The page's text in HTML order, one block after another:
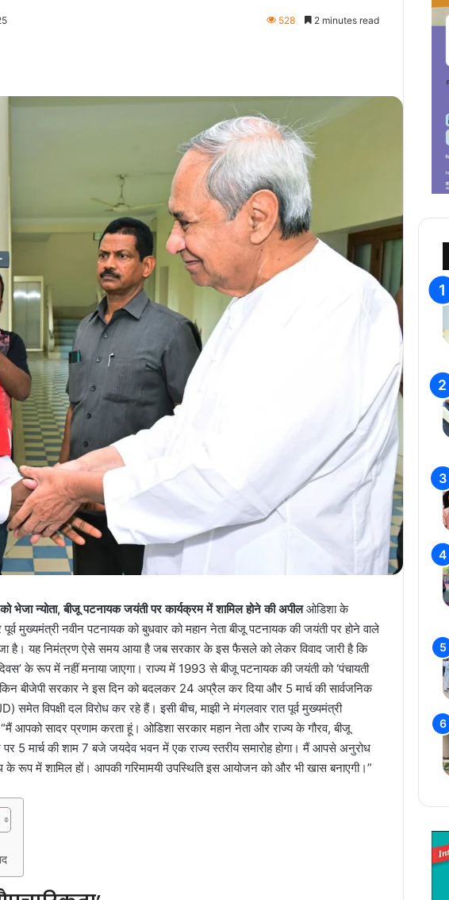
528 2 minutes read
भेजा न्योता, बीजू पटनायक जयंती पर कार्यक्रम में शामिल होने की अपीलओडिशा के
मुख्यमंत्री नवीन पटनायक को बुधवार को महान नेता बीजू पटनायक की जयंती पर होने वाले
भेजा है। यह निमंत्रण ऐसे समय आया है जब सरकार के इस फैसले को लेकर विवाद जारी है कि
के रूप में नहीं मनाया जाएगा। राज्य में 1993 से बीजू पटनायक की जयंती को ‘पंचायती
बीजेपी सरकार ने इस दिन को बदलकर 24 अप्रैल कर दिया और 5 मार्च की सार्वजनिक
विपक्षी दल विरोध कर रहे हैं। इसी बीच, माझी ने मंगलवार रात पूर्व मुख्यमंत्री
आपको सादर प्रणाम करता हूं। ओडिशा सरकार महान नेता और राज्य के गौरव, बीजू
5 मार्च की शाम 7 बजे जयदेव भवन में एक राज्य स्तरीय समारोह होगा। मैं आपसे अनुरोध
के रूप में शामिल हों। आपकी गरिमामयी उपस्थिति इस आयोजन को और भी खास बनाएगी।”